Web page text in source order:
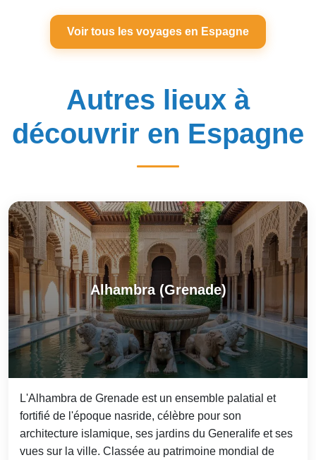
Voir tous les voyages en Espagne
Autres lieux à
découvrir en Espagne
Alhambra (Grenade)
L'Alhambra de Grenade est un ensemble palatial et
fortifié de l'époque nasride, célèbre pour son
architecture islamique, ses jardins du Generalife et ses
vues sur la ville. Classée au patrimoine mondial de